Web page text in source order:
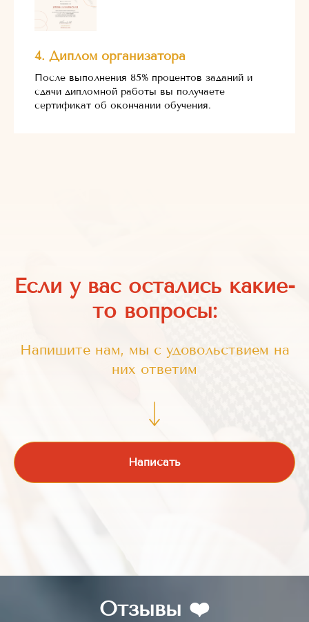
4. Диплом организатора
После выполнения 85% процентов заданий и
сдачи дипломной работы вы получаете
сертификат об окончании обучения.
Если у вас остались какие-
то вопросы:
Напишите нам, мы с удовольствием на
них ответим
Написать
Отзывы ❤️